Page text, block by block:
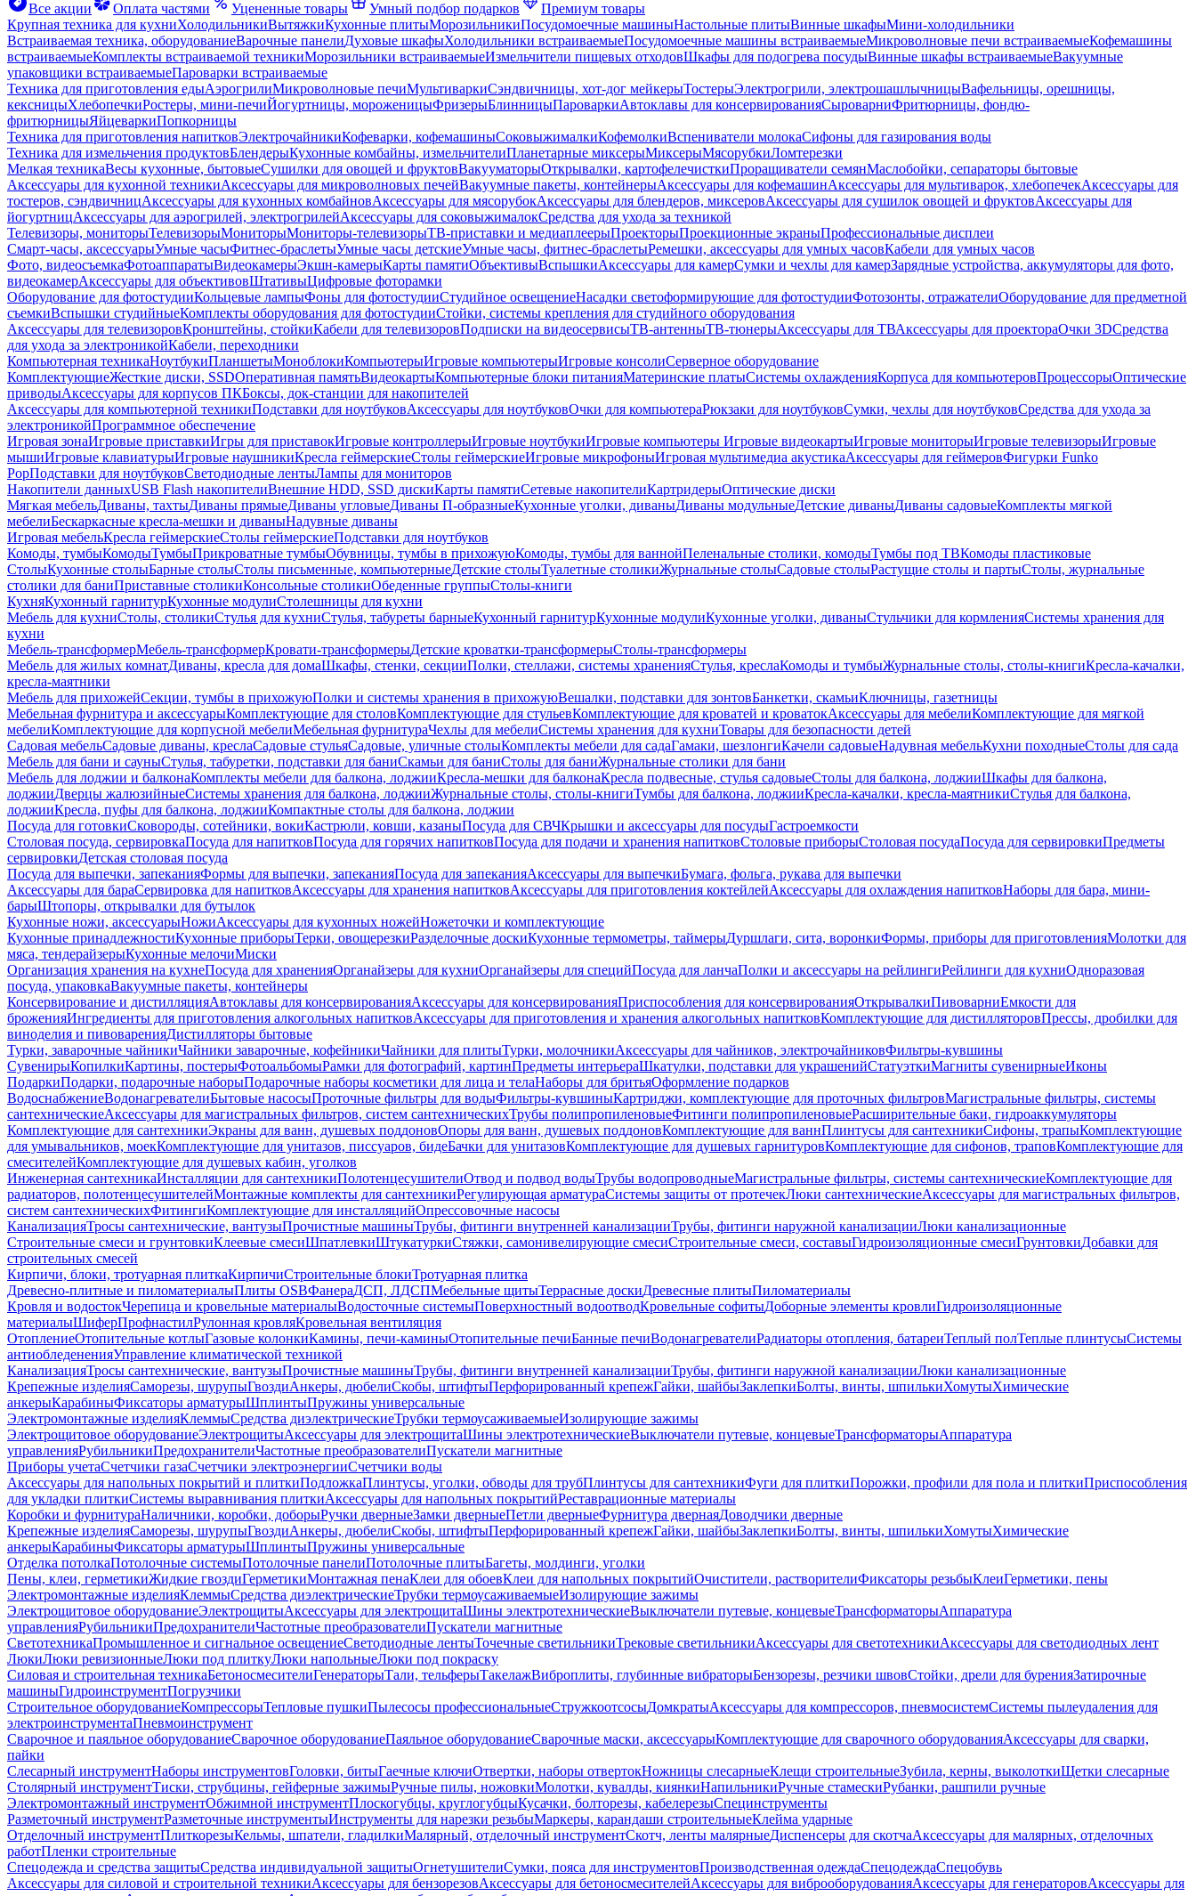
Все акции
Оплата частями Уцененные товары Умный подбор подарков
Премиум товары
Крупная техника для кухниХолодильникиВытяжкиКухонные плитыМорозильникиПосудомоечные машиныНастольные плитыВинные шкафыМини-холодильники
Встраиваемая техника, оборудованиеВарочные панелиДуховые шкафыХолодильники встраиваемыеПосудомоечные машины встраиваемыеМикроволновые печи встраиваемыеКофемашины
встраиваемыеКомплекты встраиваемой техникиМорозильники встраиваемыеИзмельчители пищевых отходовШкафы для подогрева посудыВинные шкафы встраиваемыеВакуумные
упаковщики встраиваемыеПароварки встраиваемые
Техника для приготовления едыАэрогрилиМикроволновые печиМультиваркиСэндвичницы, хот-дог мейкерыТостерыЭлектрогрили, электрошашлычницыВафельницы, орешницы,
кексницыХлебопечкиРостеры, мини-печиЙогуртницы, мороженицыФризерыБлинницыПароваркиАвтоклавы для консервированияСыроварниФритюрницы, фондю-
фритюрницыЯйцеваркиПопкорницы
Техника для приготовления напитковЭлектрочайникиКофеварки, кофемашиныСоковыжималкиКофемолкиВспениватели молокаСифоны для газирования воды
Техника для измельчения продуктовБлендерыКухонные комбайны, измельчителиПланетарные миксерыМиксерыМясорубкиЛомтерезки
Мелкая техникаВесы кухонные, бытовыеСушилки для овощей и фруктовВакууматорыОткрывалки, картофелечисткиПроращиватели семянМаслобойки, сепараторы бытовые
Аксессуары для кухонной техникиАксессуары для микроволновых печейВакуумные пакеты, контейнерыАксессуары для кофемашинАксессуары для мультиварок, хлебопечекАксессуары для
тостеров, сэндвичницАксессуары для кухонных комбайновАксессуары для мясорубокАксессуары для блендеров, миксеровАксессуары для сушилок овощей и фруктовАксессуары для
йогуртницАксессуары для аэрогрилей, электрогрилейАксессуары для соковыжималокСредства для ухода за техникой
Телевизоры, мониторыТелевизорыМониторыМониторы-телевизорыТВ-приставки и медиаплеерыПроекторыПроекционные экраныПрофессиональные дисплеи
Смарт-часы, аксессуарыУмные часыФитнес-браслетыУмные часы детскиеУмные часы, фитнес-браслетыРемешки, аксессуары для умных часовКабели для умных часов
Фото, видеосъемкаФотоаппаратыВидеокамерыЭкшн-камерыКарты памятиОбъективыВспышкиАксессуары для камерСумки и чехлы для камерЗарядные устройства, аккумуляторы для фото,
видеокамерАксессуары для объективовШтативыЦифровые фоторамки
Оборудование для фотостудииКольцевые лампыФоны для фотостудииСтудийное освещениеНасадки светоформирующие для фотостудииФотозонты, отражателиОборудование для предметной
съемкиВспышки студийныеКомплекты оборудования для фотостудииСтойки, системы крепления для студийного оборудования
Аксессуары для телевизоровКронштейны, стойкиКабели для телевизоровПодписки на видеосервисыТВ-антенныТВ-тюнерыАксессуары для ТВАксессуары для проектораОчки 3DСредства
для ухода за электроникойКабели, переходники
Компьютерная техникаНоутбукиПланшетыМоноблокиКомпьютерыИгровые компьютерыИгровые консолиСерверное оборудование
КомплектующиеЖесткие диски, SSDОперативная памятьВидеокартыКомпьютерные блоки питанияМатеринские платыСистемы охлажденияКорпуса для компьютеровПроцессорыОптические
приводыАксессуары для корпусов ПКБоксы, док-станции для накопителей
Аксессуары для компьютерной техникиПодставки для ноутбуковАксессуары для ноутбуковОчки для компьютераРюкзаки для ноутбуковСумки, чехлы для ноутбуковСредства для ухода за
электроникойПрограммное обеспечение
Игровая зонаИгровые приставкиИгры для приставокИгровые контроллерыИгровые ноутбукиИгровые компьютеры Игровые видеокартыИгровые мониторыИгровые телевизорыИгровые
мышиИгровые клавиатурыИгровые наушникиКресла геймерскиеСтолы геймерскиеИгровые микрофоныИгровая мультимедиа акустикаАксессуары для геймеровФигурки Funko
PopПодставки для ноутбуковСветодиодные лентыЛампы для мониторов
Накопители данныхUSB Flash накопителиВнешние HDD, SSD дискиКарты памятиСетевые накопителиКартридерыОптические диски
Мягкая мебельДиваны, тахтыДиваны прямыеДиваны угловыеДиваны П-образныеКухонные уголки, диваныДиваны модульныеДетские диваныДиваны садовыеКомплекты мягкой
мебелиБескаркасные кресла-мешки и диваныНадувные диваны
Игровая мебельКресла геймерскиеСтолы геймерскиеПодставки для ноутбуков
Комоды, тумбыКомодыТумбыПрикроватные тумбыОбувницы, тумбы в прихожуюКомоды, тумбы для ваннойПеленальные столики, комодыТумбы под ТВКомоды пластиковые
СтолыКухонные столыБарные столыСтолы письменные, компьютерныеДетские столыТуалетные столикиЖурнальные столыСадовые столыРастущие столы и партыСтолы, журнальные
столики для баниПриставные столикиКонсольные столикиОбеденные группыСтолы-книги
КухняКухонный гарнитурКухонные модулиСтолешницы для кухни
Мебель для кухниСтолы, столикиСтулья для кухниСтулья, табуреты барныеКухонный гарнитурКухонные модулиКухонные уголки, диваныСтульчики для кормленияСистемы хранения для
кухни
Мебель-трансформерМебель-трансформерКровати-трансформерыДетские кроватки-трансформерыСтолы-трансформеры
Мебель для жилых комнатДиваны, кресла для домаШкафы, стенки, секцииПолки, стеллажи, системы храненияСтулья, креслаКомоды и тумбыЖурнальные столы, столы-книгиКресла-качалки,
кресла-маятники
Мебель для прихожейСекции, тумбы в прихожуюПолки и системы хранения в прихожуюВешалки, подставки для зонтовБанкетки, скамьиКлючницы, газетницы
Мебельная фурнитура и аксессуарыКомплектующие для столовКомплектующие для стульевКомплектующие для кроватей и кроватокАксессуары для мебелиКомплектующие для мягкой
мебелиКомплектующие для корпусной мебелиМебельная фурнитураЧехлы для мебелиСистемы хранения для кухниТовары для безопасности детей
Садовая мебельСадовые диваны, креслаСадовые стульяСадовые, уличные столыКомплекты мебели для садаГамаки, шезлонгиКачели садовыеНадувная мебельКухни походныеСтолы для сада
Мебель для бани и сауныСтулья, табуретки, подставки для баниСкамьи для баниСтолы для баниЖурнальные столики для бани
Мебель для лоджии и балконаКомплекты мебели для балкона, лоджииКресла-мешки для балконаКресла подвесные, стулья садовыеСтолы для балкона, лоджииШкафы для балкона,
лоджииДверцы жалюзийныеСистемы хранения для балкона, лоджииЖурнальные столы, столы-книгиТумбы для балкона, лоджииКресла-качалки, кресла-маятникиСтулья для балкона,
лоджииКресла, пуфы для балкона, лоджииКомпактные столы для балкона, лоджии
Посуда для готовкиСковороды, сотейники, вокиКастрюли, ковши, казаныПосуда для СВЧКрышки и аксессуары для посудыГастроемкости
Столовая посуда, сервировкаПосуда для напитковПосуда для горячих напитковПосуда для подачи и хранения напитковСтоловые приборыСтоловая посудаПосуда для сервировкиПредметы
сервировкиДетская столовая посуда
Посуда для выпечки, запеканияФормы для выпечки, запеканияПосуда для запеканияАксессуары для выпечкиБумага, фольга, рукава для выпечки
Аксессуары для бараСервировка для напитковАксессуары для хранения напитковАксессуары для приготовления коктейлейАксессуары для охлаждения напитковНаборы для бара, мини-
барыШтопоры, открывалки для бутылок
Кухонные ножи, аксессуарыНожиАксессуары для кухонных ножейНожеточки и комплектующие
Кухонные принадлежностиКухонные приборыТерки, овощерезкиРазделочные доскиКухонные термометры, таймерыДуршлаги, сита, воронкиФормы, приборы для приготовленияМолотки для
мяса, тендерайзерыКухонные мелочиМиски
Организация хранения на кухнеПосуда для храненияОрганайзеры для кухниОрганайзеры для специйПосуда для ланчаПолки и аксессуары на рейлингиРейлинги для кухниОдноразовая
посуда, упаковкаВакуумные пакеты, контейнеры
Консервирование и дистилляцияАвтоклавы для консервированияАксессуары для консервированияПриспособления для консервированияОткрывалкиПивоварниЕмкости для
броженияИнгредиенты для приготовления алкогольных напитковАксессуары для приготовления и хранения алкогольных напитковКомплектующие для дистилляторовПрессы, дробилки для
виноделия и пивоваренияДистилляторы бытовые
Турки, заварочные чайникиЧайники заварочные, кофейникиЧайники для плитыТурки, молочникиАксессуары для чайников, электрочайниковФильтры-кувшины
СувенирыКопилкиКартины, постерыФотоальбомыРамки для фотографий, картинПредметы интерьераШкатулки, подставки для украшенийСтатуэткиМагниты сувенирныеИконы
ПодаркиПодарки, подарочные наборыПодарочные наборы косметики для лица и телаНаборы для бритьяОформление подарков
ВодоснабжениеВодонагревателиБытовые насосыПроточные фильтры для водыФильтры-кувшиныКартриджи, комплектующие для проточных фильтровМагистральные фильтры, системы
сантехническиеАксессуары для магистральных фильтров, систем сантехническихТрубы полипропиленовыеФитинги полипропиленовыеРасширительные баки, гидроаккумуляторы
Комплектующие для сантехникиЭкраны для ванн, душевых поддоновОпоры для ванн, душевых поддоновКомплектующие для ваннПлинтусы для сантехникиСифоны, трапыКомплектующие
для умывальников, моекКомплектующие для унитазов, писсуаров, бидеБачки для унитазовКомплектующие для душевых гарнитуровКомплектующие для сифонов, траповКомплектующие для
смесителейКомплектующие для душевых кабин, уголков
Инженерная сантехникаИнсталляции для сантехникиПолотенцесушителиОтвод и подвод водыТрубы водопроводныеМагистральные фильтры, системы сантехническиеКомплектующие для
радиаторов, полотенцесушителейМонтажные комплекты для сантехникиРегулирующая арматураСистемы защиты от протечекЛюки сантехническиеАксессуары для магистральных фильтров,
систем сантехническихФитингиКомплектующие для инсталляцийОпрессовочные насосы
КанализацияТросы сантехнические, вантузыПрочистные машиныТрубы, фитинги внутренней канализацииТрубы, фитинги наружной канализацииЛюки канализационные
Строительные смеси и грунтовкиКлеевые смесиШпатлевкиШтукатуркиСтяжки, самонивелирующие смесиСтроительные смеси, составыГидроизоляционные смесиГрунтовкиДобавки для
строительных смесей
Кирпичи, блоки, тротуарная плиткаКирпичиСтроительные блокиТротуарная плитка
Древесно-плитные и пиломатериалыПлиты OSBФанераДСП, ЛДСПМебельные щитыТеррасные доскиДревесные плитыПиломатериалы
Кровля и водостокЧерепица и кровельные материалыВодосточные системыПоверхностный водоотводКровельные софитыДоборные элементы кровлиГидроизоляционные
материалыШиферПрофнастилРулонная кровляКровельная вентиляция
ОтоплениеОтопительные котлыГазовые колонкиКамины, печи-каминыОтопительные печиБанные печиВодонагревателиРадиаторы отопления, батареиТеплый полТеплые плинтусыСистемы
антиобледененияУправление климатической техникой
КанализацияТросы сантехнические, вантузыПрочистные машиныТрубы, фитинги внутренней канализацииТрубы, фитинги наружной канализацииЛюки канализационные
Крепежные изделияСаморезы, шурупыГвоздиАнкеры, дюбелиСкобы, штифтыПерфорированный крепежГайки, шайбыЗаклепкиБолты, винты, шпилькиХомутыХимические
анкерыКарабиныФиксаторы арматурыШплинтыПружины универсальные
Электромонтажные изделияКлеммыСредства диэлектрическиеТрубки термоусаживаемыеИзолирующие зажимы
Электрощитовое оборудованиеЭлектрощитыАксессуары для электрощитаШины электротехническиеВыключатели путевые, концевыеТрансформаторыАппаратура
управленияРубильникиПредохранителиЧастотные преобразователиПускатели магнитные
Приборы учетаСчетчики газаСчетчики электроэнергииСчетчики воды
Аксессуары для напольных покрытий и плиткиПодложкаПлинтусы, уголки, обводы для трубПлинтусы для сантехникиФуги для плиткиПорожки, профили для пола и плиткиПриспособления
для укладки плиткиСистемы выравнивания плиткиАксессуары для напольных покрытийРеставрационные материалы
Коробки и фурнитураНаличники, коробки, доборыРучки дверныеЗамки дверныеПетли дверныеФурнитура двернаяДоводчики дверные
Крепежные изделияСаморезы, шурупыГвоздиАнкеры, дюбелиСкобы, штифтыПерфорированный крепежГайки, шайбыЗаклепкиБолты, винты, шпилькиХомутыХимические
анкерыКарабиныФиксаторы арматурыШплинтыПружины универсальные
Отделка потолкаПотолочные системыПотолочные панелиПотолочные плитыБагеты, молдинги, уголки
Пены, клеи, герметикиЖидкие гвоздиГерметикиМонтажная пенаКлеи для обоевКлеи для напольных покрытийОчистители, растворителиФиксаторы резьбыКлеиГерметики, пены
Электромонтажные изделияКлеммыСредства диэлектрическиеТрубки термоусаживаемыеИзолирующие зажимы
Электрощитовое оборудованиеЭлектрощитыАксессуары для электрощитаШины электротехническиеВыключатели путевые, концевыеТрансформаторыАппаратура
управленияРубильникиПредохранителиЧастотные преобразователиПускатели магнитные
СветотехникаПромышленное и сигнальное освещениеСветодиодные лентыТочечные светильникиТрековые светильникиАксессуары для светотехникиАксессуары для светодиодных лент
ЛюкиЛюки ревизионныеЛюки под плиткуЛюки напольныеЛюки под покраску
Силовая и строительная техникаБетоносмесителиГенераторыТали, тельферыТакелажВиброплиты, глубинные вибраторыБензорезы, резчики швовСтойки, дрели для буренияЗатирочные
машиныГидроинструментПогрузчики
Строительное оборудованиеКомпрессорыТепловые пушкиПылесосы профессиональныеСтружкоотсосыДомкратыАксессуары для компрессоров, пневмосистемСистемы пылеудаления для
электроинструментаПневмоинструмент
Сварочное и паяльное оборудованиеСварочное оборудованиеПаяльное оборудованиеСварочные маски, аксессуарыКомплектующие для сварочного оборудованияАксессуары для сварки,
пайки
Слесарный инструментНаборы инструментовГоловки, битыГаечные ключиОтвертки, наборы отвертокНожницы слесарныеКлещи строительныеЗубила, керны, выколоткиЩетки слесарные
Столярный инструментТиски, струбцины, гейферные зажимыРучные пилы, ножовкиМолотки, кувалды, киянкиНапильникиРучные стамескиРубанки, рашпили ручные
Электромонтажный инструментОбжимной инструментПлоскогубцы, круглогубцыКусачки, болторезы, кабелерезыСпецинструменты
Разметочный инструментРазметочные инструментыИнструменты для нарезки резьбыМаркеры, карандаши строительныеКлейма ударные
Отделочный инструментПлиткорезыКельмы, шпатели, гладилкиМалярный, отделочный инструментСкотч, ленты малярныеДиспенсеры для скотчаАксессуары для малярных, отделочных
работПленки строительные
Спецодежда и средства защитыСредства индивидуальной защитыОгнетушителиСумки, пояса для инструментовПроизводственная одеждаСпецодеждаСпецобувь
Аксессуары для силовой и строительной техникиАксессуары для бензорезовАксессуары для бетоносмесителейАксессуары для виброоборудованияАксессуары для генераторовАксессуары для